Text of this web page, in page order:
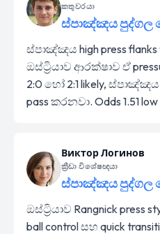
කතුවරයා
ස්පාඤ්ඤය පුද්ගල
ස්පාඤ්ඤය high press
ඔස්ට්‍රියාව ආරක්ෂාව ඒ
2:0 හෝ 2:1 likely, ස්පාඤ්ඤය
pass කරනවා. Odds 1.51
Виктор Логинов
ක්‍රීඩා විශේෂඥයා
ස්පාඤ්ඤය පුද්ගල
ඔස්ට්‍රියාව Rangnick
ball control සහ quick